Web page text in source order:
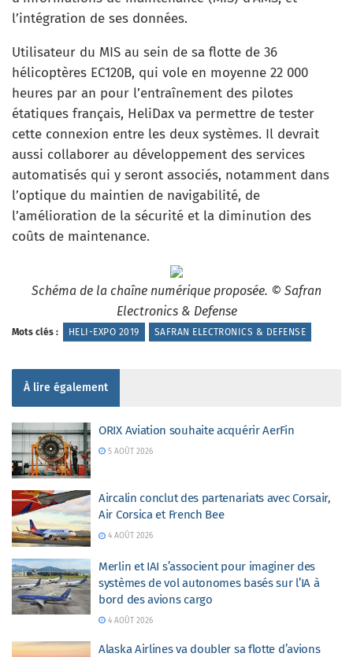
l’intégration de ses données.
Utilisateur du MIS au sein de sa flotte de 36
hélicoptères EC120B, qui vole en moyenne 22 000
heures par an pour l’entraînement des pilotes
étatiques français, HeliDax va permettre de tester
cette connexion entre les deux systèmes. Il devrait
aussi collaborer au développement des services
automatisés qui y seront associés, notamment dans
l’optique du maintien de navigabilité, de
l’amélioration de la sécurité et la diminution des
coûts de maintenance.
Schéma de la chaîne numérique proposée. © Safran
Electronics & Defense
Mots clés : HELI-EXPO 2019 SAFRAN ELECTRONICS & DEFENSE
À lire également
ORIX Aviation souhaite acquérir AerFin
5 AOÛT 2026
Aircalin conclut des partenariats avec Corsair,
Air Corsica et French Bee
4 AOÛT 2026
Merlin et IAI s’associent pour imaginer des
systèmes de vol autonomes basés sur l’IA à
bord des avions cargo
4 AOÛT 2026
Alaska Airlines va doubler sa flotte d’avions